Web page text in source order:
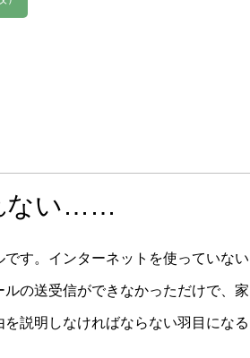
ない……
す。インターネットを使っていない
の送受信ができなかっただけで、家
説明しなければならない羽目になる